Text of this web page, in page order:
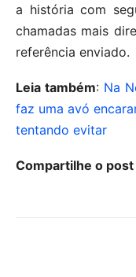
a história com
chamadas mais
referência enviado.
Leia também: Na
faz uma avó
tentando evitar
Compartilhe o